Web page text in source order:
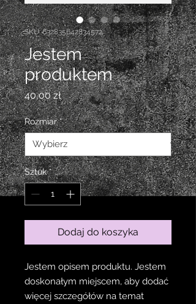
SKU: 632835642834572
Jestem
produktem
40,00 złCena
Rozmiar *
Sztuk *
Dodaj do koszyka
Jestem opisem produktu. Jestem
doskonałym miejscem, aby dodać
więcej szczegółów na temat